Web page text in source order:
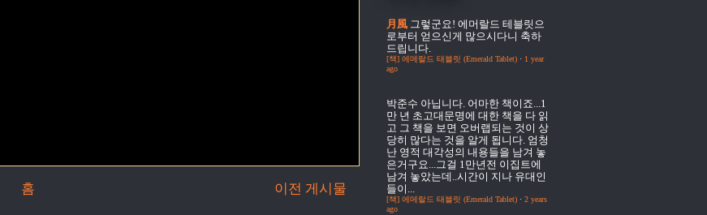
이전 게시물
홈
月風 그렇군요! 에머랄드 테블릿으
로부터 얻으신게 많으시다니 축하
드립니다.
[책] 에메랄드 태블릿 (Emerald Tablet) · 1 year
ago
박준수 아닙니다. 어마한 책이죠...1
만 년 초고대문명에 대한 책을 다 읽
고 그 책을 보면 오버랩되는 것이 상
당히 많다는 것을 알게 됩니다. 엄청
난 영적 대각성의 내용들을 남겨 놓
은거구요...그걸 1만년전 이집트에
남겨 놓았는데..시간이 지나 유대인
들이...
[책] 에메랄드 태블릿 (Emerald Tablet) · 2 years
ago